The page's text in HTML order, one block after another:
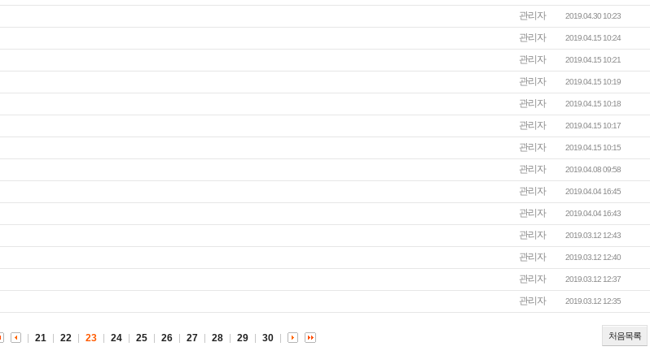
관리자 2019.04.30 10:23
관리자 2019.04.15 10:24
관리자 2019.04.15 10:21
관리자 2019.04.15 10:19
관리자 2019.04.15 10:18
관리자 2019.04.15 10:17
관리자 2019.04.15 10:15
관리자 2019.04.08 09:58
관리자 2019.04.04 16:45
관리자 2019.04.04 16:43
관리자 2019.03.12 12:43
관리자 2019.03.12 12:40
관리자 2019.03.12 12:37
관리자 2019.03.12 12:35
처음목록
21 22 23 24 25 26 27 28 29 30